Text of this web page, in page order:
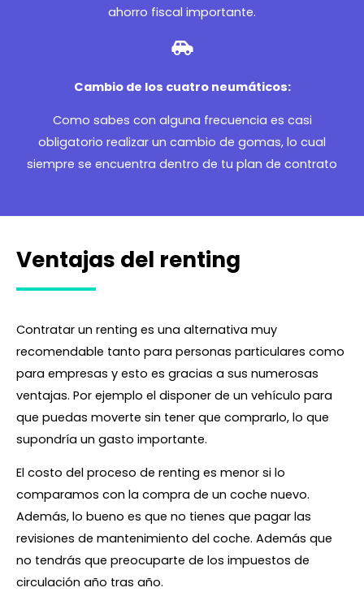
ahorro fiscal importante.
Cambio de los cuatro neumáticos:
Como sabes con alguna frecuencia es casi
obligatorio realizar un cambio de gomas, lo cual
siempre se encuentra dentro de tu plan de contrato
Ventajas del renting
Contratar un renting es una alternativa muy
recomendable tanto para personas particulares como
para empresas y esto es gracias a sus numerosas
ventajas. Por ejemplo el disponer de un vehículo para
que puedas moverte sin tener que comprarlo, lo que
supondría un gasto importante.
El costo del proceso de renting es menor si lo
comparamos con la compra de un coche nuevo.
Además, lo bueno es que no tienes que pagar las
revisiones de mantenimiento del coche. Además que
no tendrás que preocuparte de los impuestos de
circulación año tras año.